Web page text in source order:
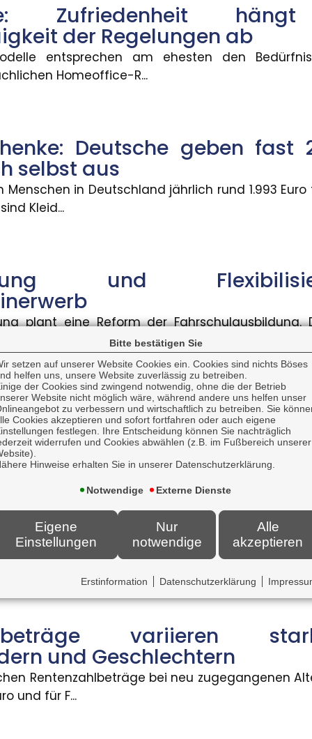
Zufriedenheit
der Regelungen ab
entsprechen am ehesten den
Homeoffice-R...
Deutsche geben fast
selbst aus
Menschen in Deutschland jährlich rund 1.993
Kleid...
und
plant eine Reform der Fahrschulausbildung.
für...
bundesweit
Ausbildungsvergütungen sind im
In vi...
als Bildungsfaktor
verbessern Schulerfolge ? aber nicht für
be...
variieren
und Geschlechtern
Rentenzahlbeträge bei neu zugegangenen
und für F...
Bitte bestätigen Sie
setzen auf unserer Website Cookies ein. Cookies sind nichts Böses
helfen uns, unsere Website zuverlässig zu betreiben.
der Cookies sind zwingend notwendig, ohne die der Betrieb
Website nicht möglich wäre, während andere uns helfen unser
zu verbessern und wirtschaftlich zu betreiben. Sie
Cookies akzeptieren und sofort fortfahren oder auch eigene
festlegen. Ihre Entscheidung können Sie nachträglich
widerrufen und Cookies abwählen (z.B. im Fußbereich unserer
Hinweise erhalten Sie in unserer Datenschutzerklärung.
Notwendige Externe Dienste
Eigene
Einstellungen
Nur
notwendige
Alle
akzeptieren
Erstinformation Datenschutzerklärung
gestiegen
sind im Ausbildungsjahr 2025/26 im Schnitt
? aber nicht für alle. Die Verfügbarkeit von
stark zwischen
neu zugegangenen Altersrenten betrugen 2025
Umsatz und Gewinn
Unternehmen hat sich im zweiten Quartal
Die Hälfte der
Deutschland voran. Zum 30. Juni 2026 haben
Anschlussverbindungen können den
gestiegen
in Deutschland ist zwar gesunken, dafür